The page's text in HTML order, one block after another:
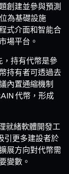
創建並參與預測
為基礎設施
式介面和智能合
場平台。
，持有代幣是參
持有者可透過去
內置通縮機制
代幣，形成
就緒軟體開發工
引更多建設者於
展方向對代幣需
變數。